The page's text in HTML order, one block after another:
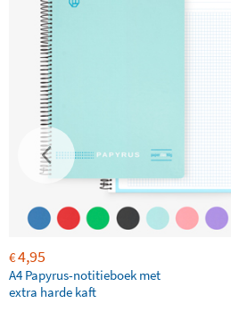
€4,95
A4 Papyrus-notitieboek met
extra harde kaft